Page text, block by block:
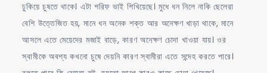
ঢুকিয়ে চুষতে থাকে। এটা শরিফ ভাই শিখিয়েছে। মুধে ধন নিলে নাকি ছেলেরা
বেশি উত্তেজিত হয়, মানে ধন অনেক শক্ত আর অনেক্ষণ খাড়া থাকে, মানে
আসলে এতে মেয়েদের মজাই বাড়ে, কারণ অনেক্ষণ চোদা খাওয়া যায়। ওর
স্বামীকে অবশ্য কখনো চুষে দেয়নি কারণ স্বামীরা এতে সন্দেহ করতে পারে।